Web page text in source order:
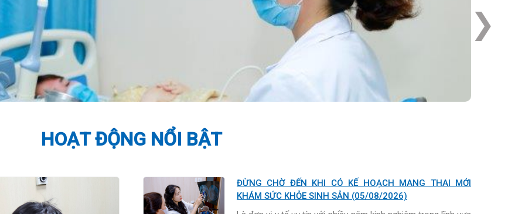
Next
HOẠT ĐỘNG NỔI BẬT
ĐỪNG CHỜ ĐẾN KHI CÓ KẾ HOẠCH MANG THAI MỚI
KHÁM SỨC KHỎE SINH SẢN (05/08/2026)